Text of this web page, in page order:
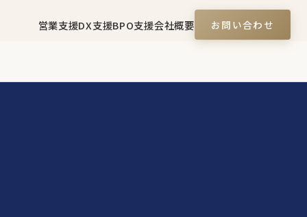
営業支援DX支援BPO支援会社概要 お問い合わせ